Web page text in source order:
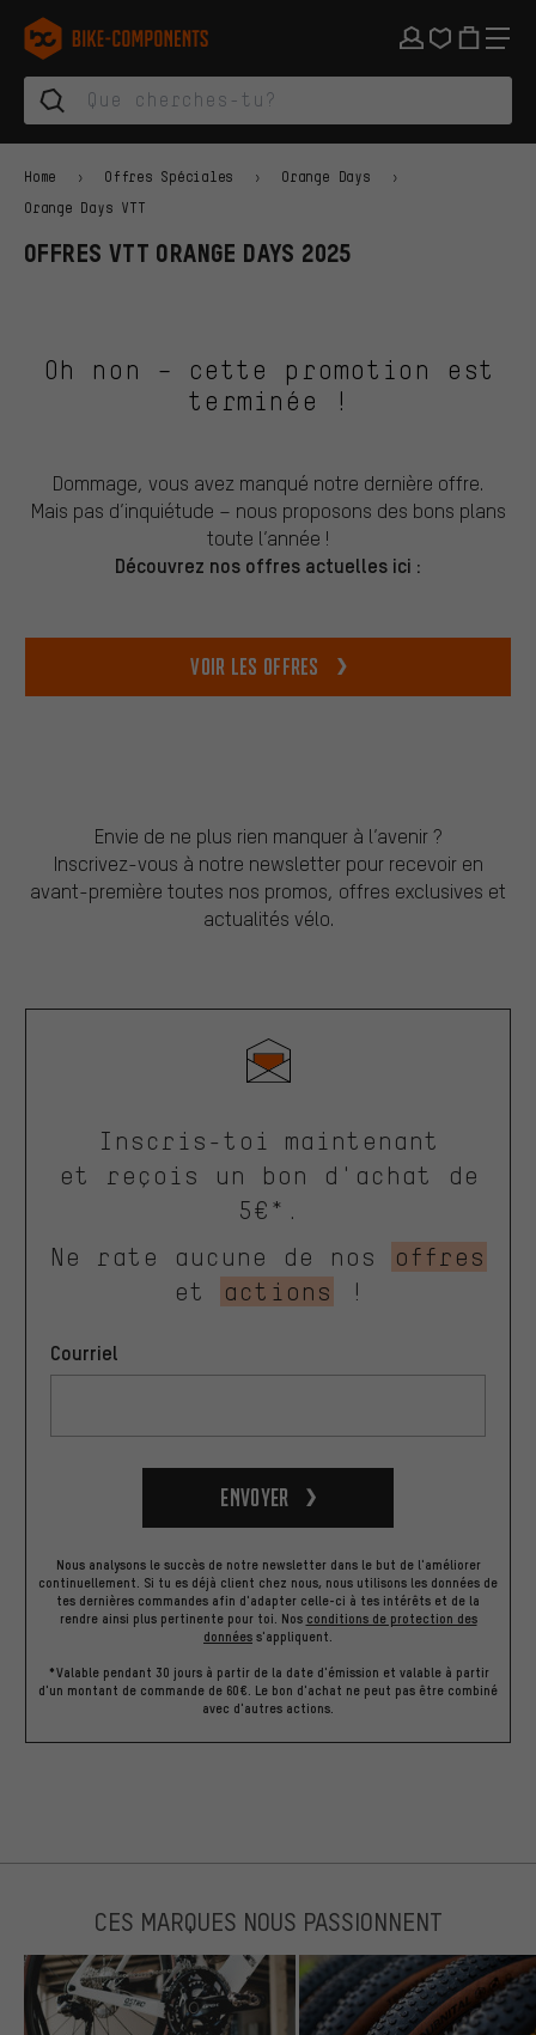
Aller à la navigation principale
Aller à la navigation des catégories
Aller au contenu
Aller aux marques et à la newsletter
Aller au pied de page
bike-components.de Page d'accueil
Home Offres Spéciales Orange Days
Orange Days VTT
OFFRES VTT ORANGE DAYS 2025
Oh non – cette promotion est
terminée !
Dommage, vous avez manqué notre dernière offre.
Mais pas d’inquiétude – nous proposons des bons plans
toute l’année !
Découvrez nos offres actuelles ici :
Voir les offres
Envie de ne plus rien manquer à l’avenir ?
Inscrivez-vous à notre newsletter pour recevoir en
avant-première toutes nos promos, offres exclusives et
actualités vélo.
Inscris-toi maintenant
et reçois un bon d'achat de
5€*.
Ne rate aucune de nos
offres
et
actions !
Courriel
Envoyer
Nous analysons le succès de notre newsletter dans le but de l'améliorer
continuellement. Si tu es déjà client chez nous, nous utilisons les données de
tes dernières commandes afin d'adapter celle-ci à tes intérêts et de la
rendre ainsi plus pertinente pour toi. Nos conditions de protection des
données s'appliquent.
*Valable pendant 30 jours à partir de la date d'émission et valable à partir
d'un montant de commande de 60€. Le bon d'achat ne peut pas être combiné
avec d'autres actions.
CES MARQUES NOUS PASSIONNENT